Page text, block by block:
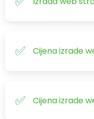
Cijena izrade
Cijena izrade